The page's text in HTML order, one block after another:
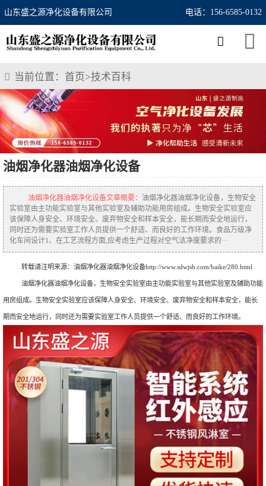
山东盛之源净化设备有限公司 电话：156-6585-0132
当前位置： 首页>技术百科
油烟净化器油烟净化设备
油烟净化器油烟净化设备文章概要： 油烟净化器油烟净化设备，生物安全
实验室由主功能实验室与其他实验室及辅助功能用房组成。生物安全实验室应
该保障人身安全、环境安全、废弃物安全和样本安全，能长期而安全地运行，
同时还为需要实验室工作人员提供一个舒适、而良好的工作环境。食品万级净
化车间设计1、在工艺流程方面,应考虑生产过程对空气洁净度要求的···
转载请注明来源： 油烟净化器油烟净化设备http://www.sdwjsb.com/baike/280.html
油烟净化器油烟净化设备，生物安全实验室由主功能实验室与其他实验室及辅助功能
用房组成。生物安全实验室应该保障人身安全、环境安全、废弃物安全和样本安全，能长
期而安全地运行，同时还为需要实验室工作人员提供一个舒适、而良好的工作环境。